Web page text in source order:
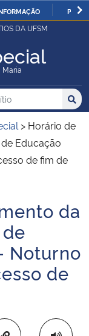
DA UFSM
Maria
no Sítio
> Horário de
Educação
de fim de
da
Noturno
de